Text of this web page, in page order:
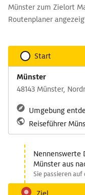
Münster zum Zielort
Routenplaner
Start
Münster
48143 Münster,
Umgebung
Reiseführer
Nennenswerte
Münster aus
Sie passieren auf